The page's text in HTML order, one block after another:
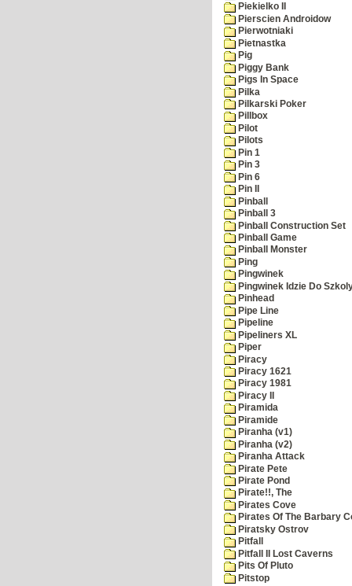
Piekielko II
Pierscien Androidow
Pierwotniaki
Pietnastka
Pig
Piggy Bank
Pigs In Space
Pilka
Pilkarski Poker
Pillbox
Pilot
Pilots
Pin 1
Pin 3
Pin 6
Pin II
Pinball
Pinball 3
Pinball Construction Set
Pinball Game
Pinball Monster
Ping
Pingwinek
Pingwinek Idzie Do
Pinhead
Pipe Line
Pipeline
Pipeliners XL
Piper
Piracy
Piracy 1621
Piracy 1981
Piracy II
Piramida
Piramide
Piranha (v1)
Piranha (v2)
Piranha Attack
Pirate Pete
Pirate Pond
Pirate!!, The
Pirates Cove
Pirates Of The Barbary
Piratsky Ostrov
Pitfall
Pitfall II Lost Caverns
Pits Of Pluto
Pitstop